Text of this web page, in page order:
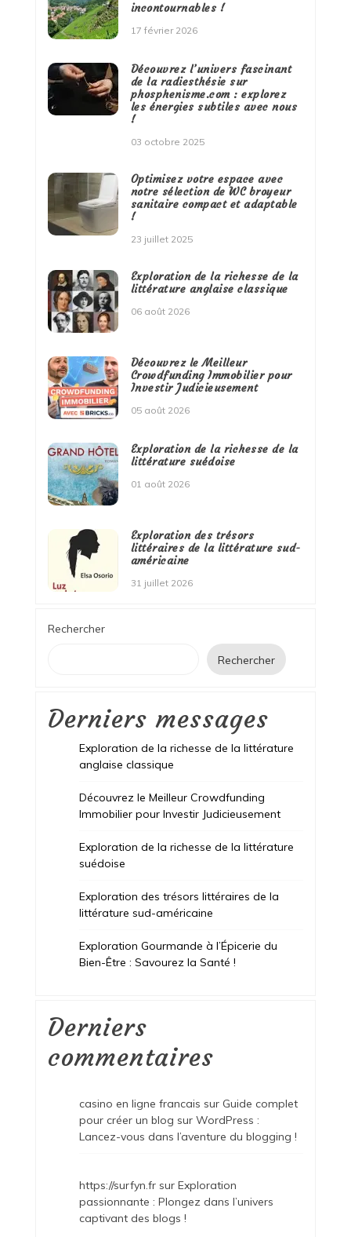
incontournables !
17 février 2026
Découvrez l’univers fascinant
de la radiesthésie sur
phosphenisme.com : explorez
les énergies subtiles avec nous
!
03 octobre 2025
Optimisez votre espace avec
notre sélection de WC broyeur
sanitaire compact et adaptable
!
23 juillet 2025
Exploration de la richesse de la
littérature anglaise classique
06 août 2026
Découvrez le Meilleur
Crowdfunding Immobilier pour
Investir Judicieusement
05 août 2026
Exploration de la richesse de la
littérature suédoise
01 août 2026
Exploration des trésors
littéraires de la littérature sud-
américaine
31 juillet 2026
Rechercher
Rechercher
Derniers messages
Exploration de la richesse de la littérature
anglaise classique
Découvrez le Meilleur Crowdfunding
Immobilier pour Investir Judicieusement
Exploration de la richesse de la littérature
suédoise
Exploration des trésors littéraires de la
littérature sud-américaine
Exploration Gourmande à l’Épicerie du
Bien-Être : Savourez la Santé !
Derniers
commentaires
casino en ligne francais sur Guide complet
pour créer un blog sur WordPress :
Lancez-vous dans l’aventure du blogging !
https://surfyn.frsur Exploration
passionnante : Plongez dans l’univers
captivant des blogs !